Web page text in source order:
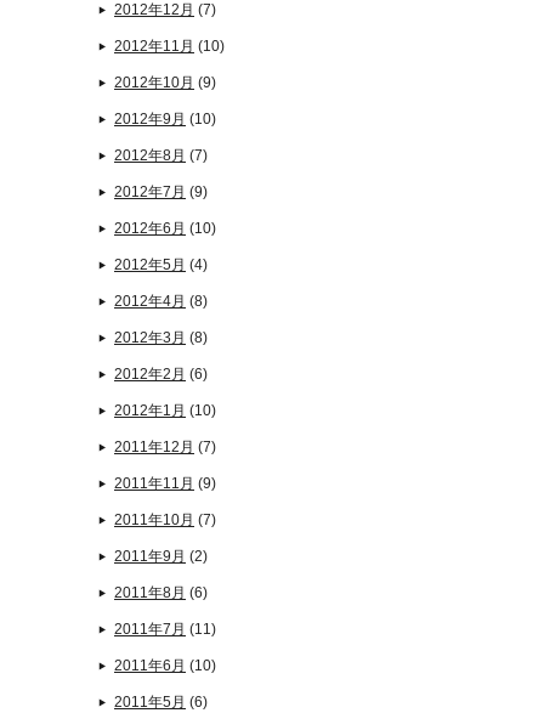
2012年12月 (7)
2012年11月 (10)
2012年10月 (9)
2012年9月 (10)
2012年8月 (7)
2012年7月 (9)
2012年6月 (10)
2012年5月 (4)
2012年4月 (8)
2012年3月 (8)
2012年2月 (6)
2012年1月 (10)
2011年12月 (7)
2011年11月 (9)
2011年10月 (7)
2011年9月 (2)
2011年8月 (6)
2011年7月 (11)
2011年6月 (10)
2011年5月 (6)